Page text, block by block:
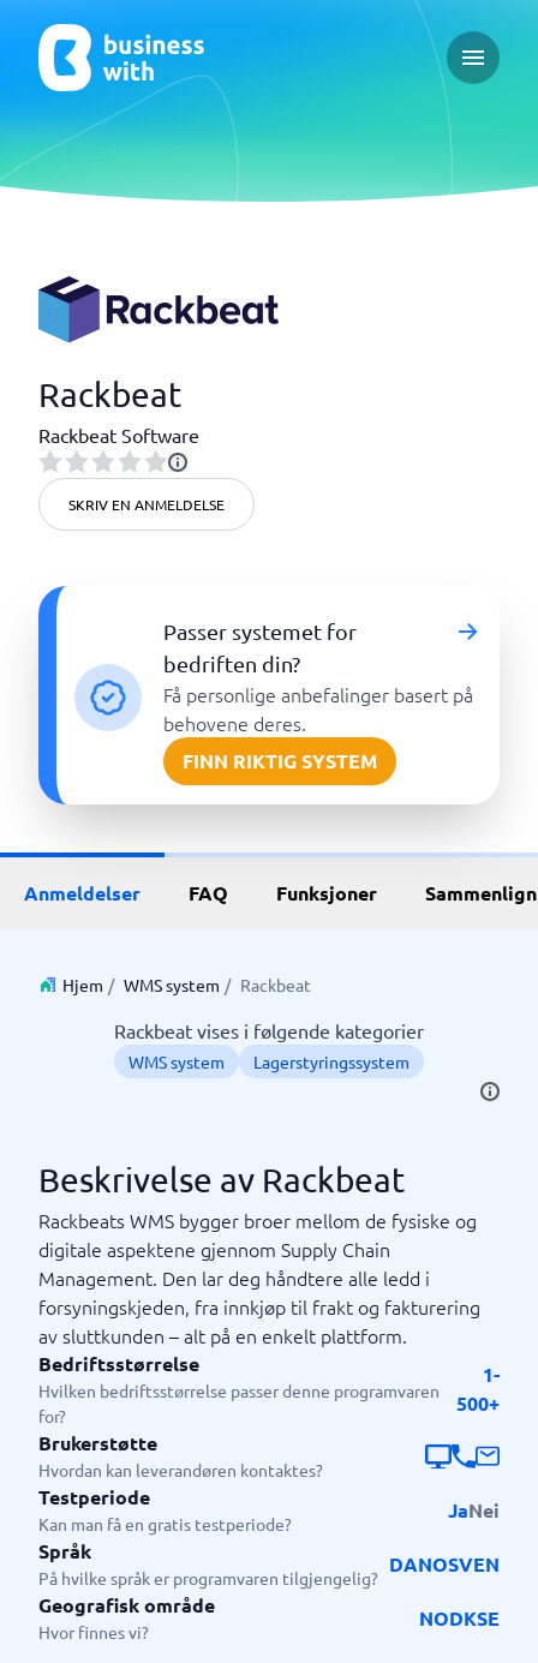
Open
Rackbeat
Rackbeat Software
SKRIV EN ANMELDELSE
Passer systemet for
bedriften din?
Få personlige anbefalinger basert på
behovene deres.
FINN RIKTIG SYSTEM
Anmeldelser FAQ Funksjoner
Hjem / WMS system / Rackbeat
Rackbeat vises i følgende kategorier
WMS system Lagerstyringssystem
Beskrivelse av Rackbeat
Rackbeats WMS bygger broer mellom de fysiske og
digitale aspektene gjennom Supply Chain
Management. Den lar deg håndtere alle ledd i
forsyningskjeden, fra innkjøp til frakt og fakturering
av sluttkunden – alt på en enkelt plattform.
Bedriftsstørrelse
Hvilken bedriftsstørrelse passer denne programvaren
for?
1-
500+
Brukerstøtte
Hvordan kan leverandøren kontaktes?
Testperiode
Kan man få en gratis testperiode?
JaNei
Språk
På hvilke språk er programvaren tilgjengelig?
DANOSVEN
Geografisk område
Hvor finnes vi?
NODKSE